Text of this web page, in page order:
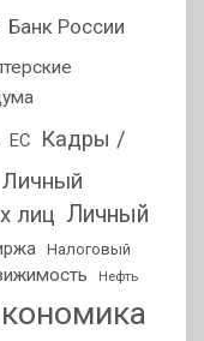
Банк России
ЕС
Кадры /
Личный
лиц Личный
Налоговый
Нефть